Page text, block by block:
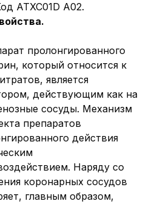
АТХС01D A02.
пролонгированного
который относится к
является
действующим как на
сосуды. Механизм
препаратов
действия
Наряду со
коронарных сосудов
главным образом,